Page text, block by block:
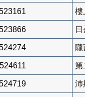
樓
隴
第
沛